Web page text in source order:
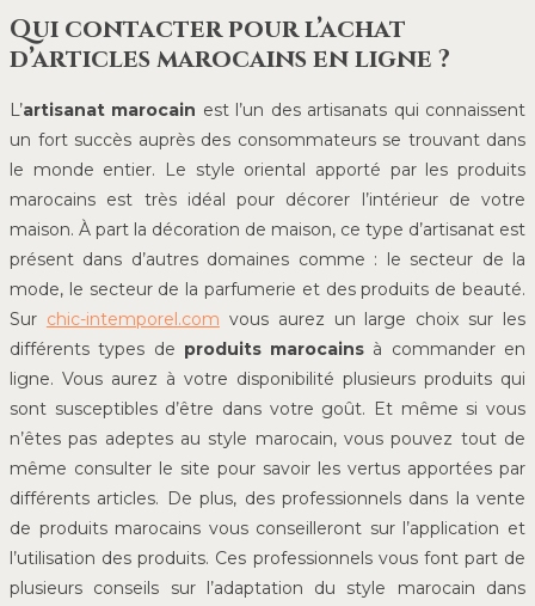
Qui contacter pour l’achat
d’articles marocains en ligne ?
L’artisanat marocain est l’un des artisanats qui connaissent
un fort succès auprès des consommateurs se trouvant dans
le monde entier. Le style oriental apporté par les produits
marocains est très idéal pour décorer l’intérieur de votre
maison. À part la décoration de maison, ce type d’artisanat est
présent dans d’autres domaines comme : le secteur de la
mode, le secteur de la parfumerie et des produits de beauté.
Sur chic-intemporel.com vous aurez un large choix sur les
différents types de produits marocains à commander en
ligne. Vous aurez à votre disponibilité plusieurs produits qui
sont susceptibles d’être dans votre goût. Et même si vous
n’êtes pas adeptes au style marocain, vous pouvez tout de
même consulter le site pour savoir les vertus apportées par
différents articles. De plus, des professionnels dans la vente
de produits marocains vous conseilleront sur l’application et
l’utilisation des produits. Ces professionnels vous font part de
plusieurs conseils sur l’adaptation du style marocain dans